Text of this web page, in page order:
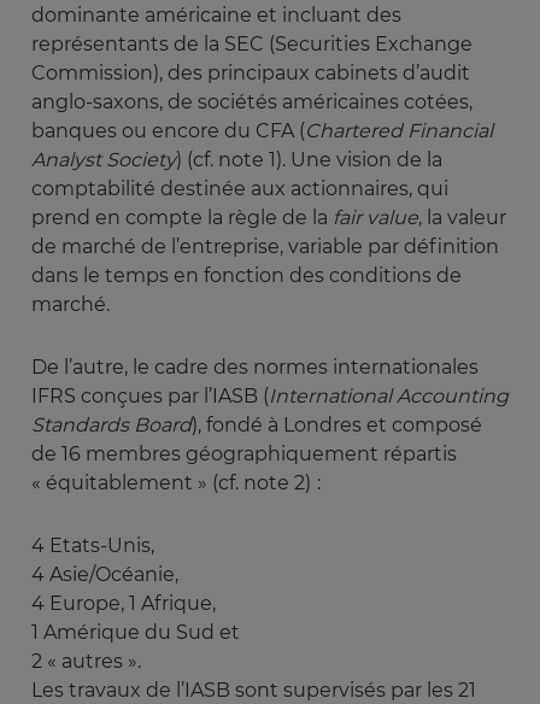
dominante américaine et incluant des
représentants de la SEC (Securities Exchange
Commission), des principaux cabinets d’audit
anglo-saxons, de sociétés américaines cotées,
banques ou encore du CFA (Chartered Financial
Analyst Society) (cf. note 1). Une vision de la
comptabilité destinée aux actionnaires, qui
prend en compte la règle de la fair value, la valeur
de marché de l’entreprise, variable par définition
dans le temps en fonction des conditions de
marché.
De l’autre, le cadre des normes internationales
IFRS conçues par l’IASB (International Accounting
Standards Board), fondé à Londres et composé
de 16 membres géographiquement répartis
« équitablement » (cf. note 2) :
4 Etats-Unis,
4 Asie/Océanie,
4 Europe, 1 Afrique,
1 Amérique du Sud et
2 « autres ».
Les travaux de l’IASB sont supervisés par les 21